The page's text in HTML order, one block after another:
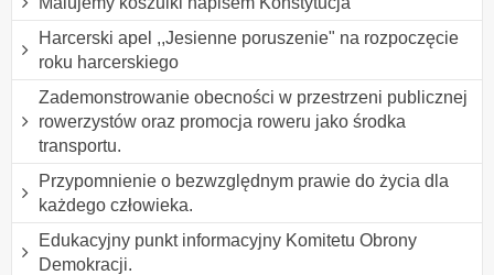
Harcerski apel ,,Jesienne poruszenie" na rozpoczęcie
roku harcerskiego
Zademonstrowanie obecności w przestrzeni publicznej
rowerzystów oraz promocja roweru jako środka
transportu.
Przypomnienie o bezwzględnym prawie do życia dla
każdego człowieka.
Edukacyjny punkt informacyjny Komitetu Obrony
Demokracji.